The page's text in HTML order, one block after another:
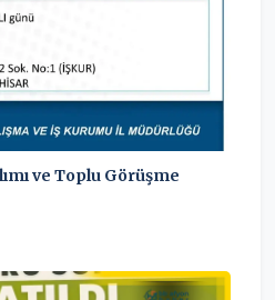
ve Toplu Görüşme